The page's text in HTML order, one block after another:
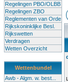
Regelingen PBO/OLBB
Regelingen ZBO
Reglementen van Orde
Rijkskoninklijke Besl.
Rijkswetten
Verdragen
Wetten Overzicht
Wettenbundel
Awb - Algm. w. best...